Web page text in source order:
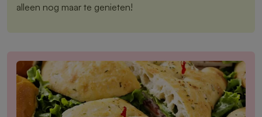
alleen nog maar te genieten!